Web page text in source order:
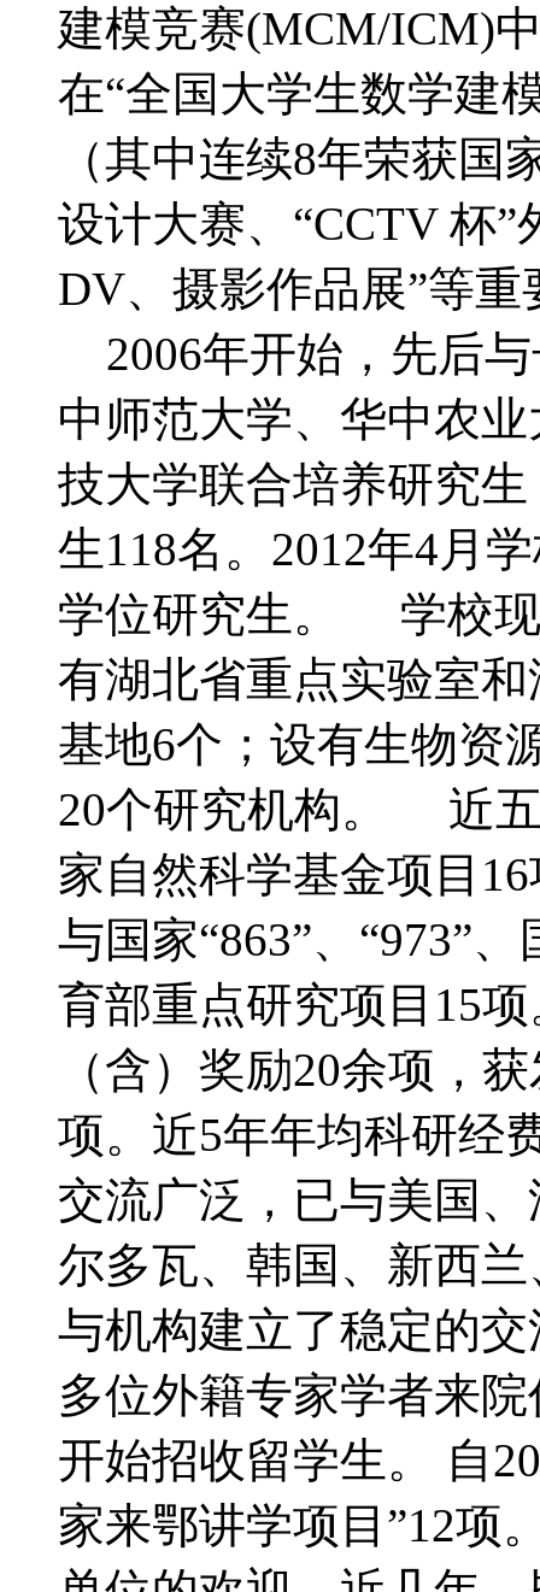
建模竞赛(MCM/ICM)
在“全国大学生数学建
（其中连续8年荣获
设计大赛、“CCTV 杯
DV、摄影作品展”等
2006年开始，先后
中师范大学、华中农
技大学联合培养研究
生118名。2012年4月
学位研究生。 学校现
有湖北省重点实验室
基地6个；设有生物资
20个研究机构。 近五
家自然科学基金项目
与国家“863”、“973”
育部重点研究项目15
（含）奖励20余项，
项。近5年年均科研
交流广泛，已与美国
尔多瓦、韩国、新西
与机构建立了稳定的
多位外籍专家学者来
开始招收留学生。 自
家来鄂讲学项目”12